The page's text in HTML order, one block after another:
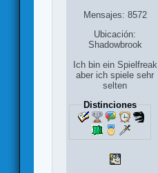
Mensajes: 8572
Ubicación:
Shadowbrook
Ich bin ein Spielfreak
aber ich spiele sehr
selten
Distinciones